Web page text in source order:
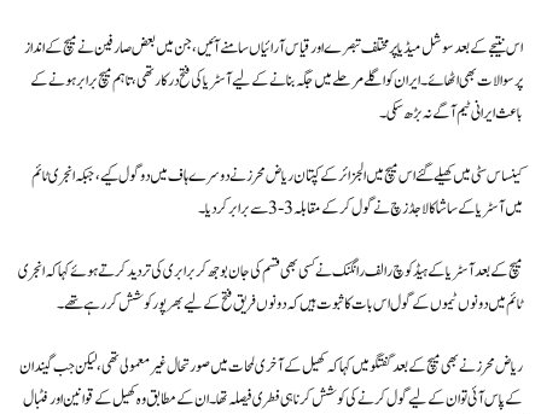
اس نتیجے کے بعد سوشل میڈیا پر مختلف تبصرے اور قیاس آرائیاں سامنے آئیں، جن میں بعض صارفین نے میچ کے انداز
پر سوالات بھی اٹھائے۔ ایران کو اگلے مرحلے میں جگہ بنانے کے لیے آسٹریا کی فتح درکار تھی، تاہم میچ برابر ہونے کے
باعث ایرانی ٹیم آگے نہ بڑھ سکی۔
کینساس سٹی میں کھیلے گئے اس میچ میں الجزائر کے کپتان ریاض محرز نے دوسرے ہاف میں دو گول کیے، جبکہ انجری ٹائم
میں آسٹریا کے ساشا کالاجڈزچ نے گول کر کے مقابلہ 3-3 سے برابر کر دیا۔
میچ کے بعد آسٹریا کے ہیڈ کوچ رالف رانگنک نے کسی بھی قسم کی جان بوجھ کر برابری کی تردید کرتے ہوئے کہا کہ انجری
ٹائم میں دونوں ٹیموں کے گول اس بات کا ثبوت ہیں کہ دونوں فریق فتح کے لیے بھرپور کوشش کر رہے تھے۔
ریاض محرز نے بھی میچ کے بعد گفتگو میں کہا کہ کھیل کے آخری لمحات میں صورتحال غیر معمولی تھی، لیکن جب گیند ان
کے پاس آئی تو ان کے لیے گول کرنے کی کوشش کرنا ہی فطری فیصلہ تھا۔ ان کے مطابق وہ کھیل کے قوانین اور فٹبال